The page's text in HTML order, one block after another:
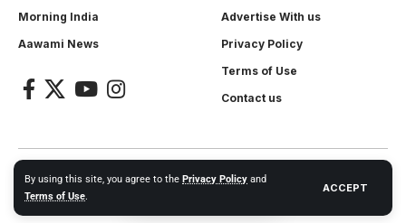
By using this site, you agree to the Privacy Policy and
Terms of Use.
ACCEPT
Morning India
Aawami News
Advertise With us
Privacy Policy
Terms of Use
Contact us
2024- All Rights Reserved.Live 7 tv. Website Created by and